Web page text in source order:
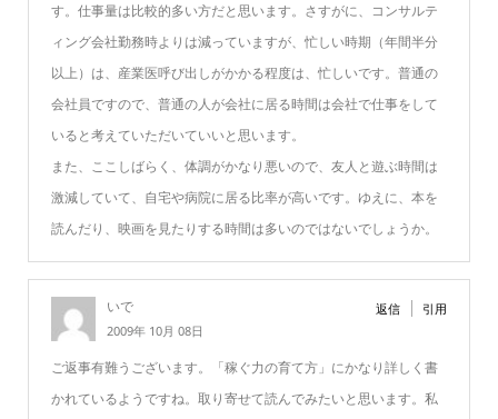
す。仕事量は比較的多い方だと思います。さすがに、コンサルテ
ィング会社勤務時よりは減っていますが、忙しい時期（年間半分
以上）は、産業医呼び出しがかかる程度は、忙しいです。普通の
会社員ですので、普通の人が会社に居る時間は会社で仕事をして
いると考えていただいていいと思います。
また、ここしばらく、体調がかなり悪いので、友人と遊ぶ時間は
激減していて、自宅や病院に居る比率が高いです。ゆえに、本を
読んだり、映画を見たりする時間は多いのではないでしょうか。
いで
2009年 10月 08日
返信 引用
ご返事有難うございます。「稼ぐ力の育て方」にかなり詳しく書
かれているようですね。取り寄せて読んでみたいと思います。私